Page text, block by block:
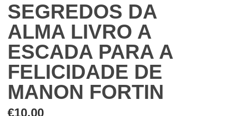
SEGREDOS DA
ALMA LIVRO A
ESCADA PARA A
FELICIDADE DE
MANON FORTIN
€10.00